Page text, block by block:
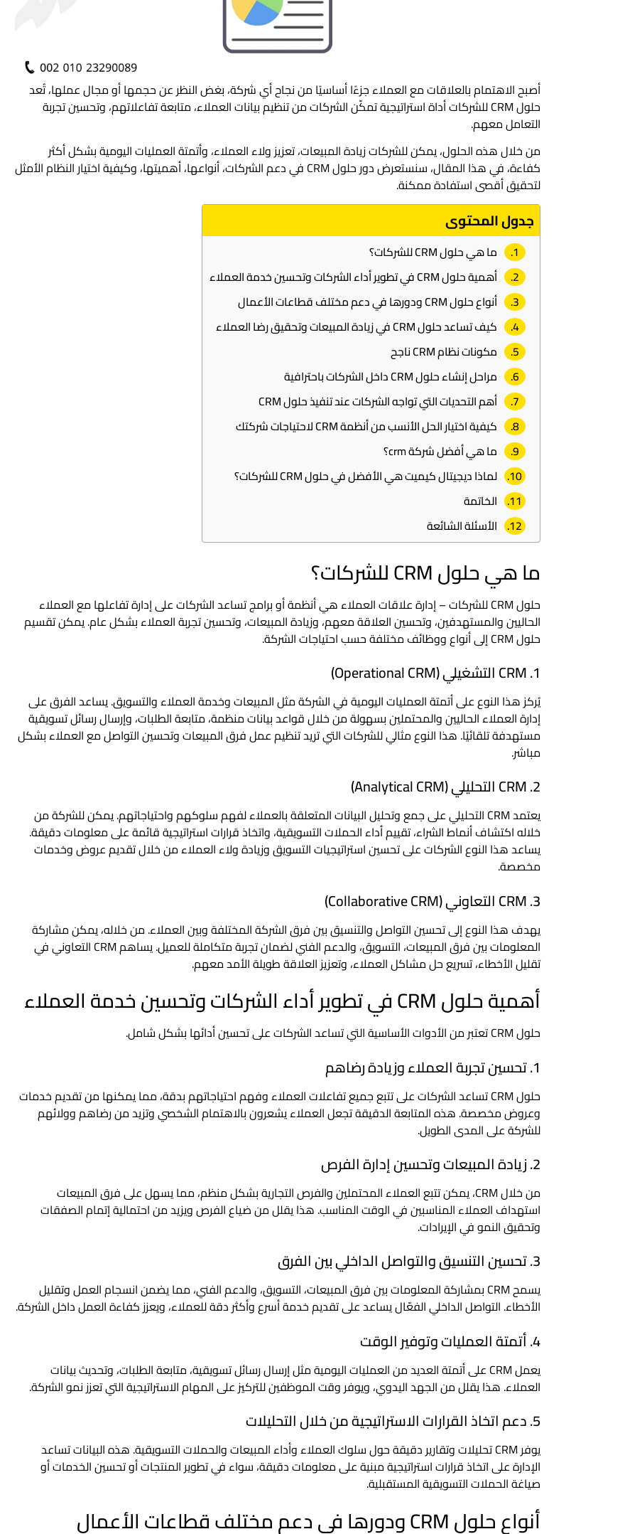
أصبح الاهتمام بالعلاقات مع العملاء جزءًا أساسيًا من نجاح أي شركة، بغض النظر عن حجمها أو مجال عملها، تُعد
حلول CRM للشركات أداة استراتيجية تمكّن الشركات من تنظيم بيانات العملاء، متابعة تفاعلاتهم، وتحسين تجربة
التعامل معهم.
من خلال هذه الحلول، يمكن للشركات زيادة المبيعات، تعزيز ولاء العملاء، وأتمتة العمليات اليومية بشكل أكثر
كفاءة، في هذا المقال، سنستعرض دور حلول CRM في دعم الشركات، أنواعها، أهميتها، وكيفية اختيار النظام الأمثل
لتحقيق أقصى استفادة ممكنة.
جدول المحتوى
ما هي حلول CRM للشركات؟
أهمية حلول CRM في تطوير أداء الشركات وتحسين خدمة العملاء
أنواع حلول CRM ودورها في دعم مختلف قطاعات الأعمال
كيف تساعد حلول CRM في زيادة المبيعات وتحقيق رضا العملاء
مكونات نظام CRM ناجح
مراحل إنشاء حلول CRM داخل الشركات باحترافية
أهم التحديات التي تواجه الشركات عند تنفيذ حلول CRM
كيفية اختيار الحل الأنسب من أنظمة CRM لاحتياجات شركتك
ما هي أفضل شركة crm؟
لماذا ديجيتال كيميت هي الأفضل في حلول CRM للشركات؟
الخاتمة
الأسئلة الشائعة
ما هي حلول CRM للشركات؟
حلول CRM للشركات – إدارة علاقات العملاء هي أنظمة أو برامج تساعد الشركات على إدارة تفاعلها مع العملاء
الحاليين والمستهدفين، وتحسين العلاقة معهم، وزيادة المبيعات، وتحسين تجربة العملاء بشكل عام. يمكن تقسيم
حلول CRM إلى أنواع ووظائف مختلفة حسب احتياجات الشركة.
1. CRM التشغيلي (Operational CRM)
يُركز هذا النوع على أتمتة العمليات اليومية في الشركة مثل المبيعات وخدمة العملاء والتسويق. يساعد الفرق على
إدارة العملاء الحاليين والمحتملين بسهولة من خلال قواعد بيانات منظمة، متابعة الطلبات، وإرسال رسائل تسويقية
مستهدفة تلقائيًا. هذا النوع مثالي للشركات التي تريد تنظيم عمل فرق المبيعات وتحسين التواصل مع العملاء بشكل
مباشر.
2. CRM التحليلي (Analytical CRM)
يعتمد CRM التحليلي على جمع وتحليل البيانات المتعلقة بالعملاء لفهم سلوكهم واحتياجاتهم. يمكن للشركة من
خلاله اكتشاف أنماط الشراء، تقييم أداء الحملات التسويقية، واتخاذ قرارات استراتيجية قائمة على معلومات دقيقة.
يساعد هذا النوع الشركات على تحسين استراتيجيات التسويق وزيادة ولاء العملاء من خلال تقديم عروض وخدمات
مخصصة.
3. CRM التعاوني (Collaborative CRM)
يهدف هذا النوع إلى تحسين التواصل والتنسيق بين فرق الشركة المختلفة وبين العملاء. من خلاله، يمكن مشاركة
المعلومات بين فرق المبيعات، التسويق، والدعم الفني لضمان تجربة متكاملة للعميل. يساهم CRM التعاوني في
تقليل الأخطاء، تسريع حل مشاكل العملاء، وتعزيز العلاقة طويلة الأمد معهم.
أهمية حلول CRM في تطوير أداء الشركات وتحسين خدمة العملاء
حلول CRM تعتبر من الأدوات الأساسية التي تساعد الشركات على تحسين أدائها بشكل شامل.
1. تحسين تجربة العملاء وزيادة رضاهم
حلول CRM تساعد الشركات على تتبع جميع تفاعلات العملاء وفهم احتياجاتهم بدقة، مما يمكنها من تقديم خدمات
وعروض مخصصة. هذه المتابعة الدقيقة تجعل العملاء يشعرون بالاهتمام الشخصي وتزيد من رضاهم وولائهم
للشركة على المدى الطويل.
2. زيادة المبيعات وتحسين إدارة الفرص
من خلال CRM، يمكن تتبع العملاء المحتملين والفرص التجارية بشكل منظم، مما يسهل على فرق المبيعات
استهداف العملاء المناسبين في الوقت المناسب. هذا يقلل من ضياع الفرص ويزيد من احتمالية إتمام الصفقات
وتحقيق النمو في الإيرادات.
3. تحسين التنسيق والتواصل الداخلي بين الفرق
يسمح CRM بمشاركة المعلومات بين فرق المبيعات، التسويق، والدعم الفني، مما يضمن انسجام العمل وتقليل
الأخطاء. التواصل الداخلي الفعّال يساعد على تقديم خدمة أسرع وأكثر دقة للعملاء، ويعزز كفاءة العمل داخل الشركة.
4. أتمتة العمليات وتوفير الوقت
يعمل CRM على أتمتة العديد من العمليات اليومية مثل إرسال رسائل تسويقية، متابعة الطلبات، وتحديث بيانات
العملاء. هذا يقلل من الجهد اليدوي، ويوفر وقت الموظفين للتركيز على المهام الاستراتيجية التي تعزز نمو الشركة.
5. دعم اتخاذ القرارات الاستراتيجية من خلال التحليلات
يوفر CRM تحليلات وتقارير دقيقة حول سلوك العملاء وأداء المبيعات والحملات التسويقية. هذه البيانات تساعد
الإدارة على اتخاذ قرارات استراتيجية مبنية على معلومات دقيقة، سواء في تطوير المنتجات أو تحسين الخدمات أو
صياغة الحملات التسويقية المستقبلية.
أنواع حلول CRM ودورها في دعم مختلف قطاعات الأعمال